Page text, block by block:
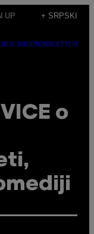
UP + SRPSKI
NEWSLETTER
o